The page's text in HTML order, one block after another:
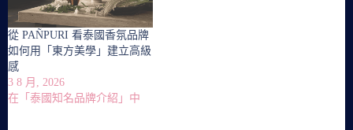
從 PAÑPURI 看泰國香氛品牌
如何用「東方美學」建立高級
感
3 8 月, 2026
在「泰國知名品牌介紹」中